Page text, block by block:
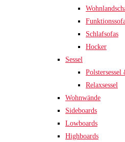
Schlafsofas
Hocker
Sessel
Polstersessel
Relaxsessel
Wohnwände
Sideboards
Lowboards
Highboards